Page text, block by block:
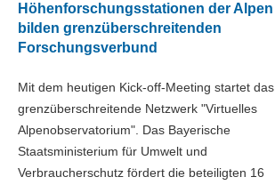
Höhenforschungsstationen der Alpen
bilden grenzüberschreitenden
Forschungsverbund
Mit dem heutigen Kick-off-Meeting startet das
grenzüberschreitende Netzwerk "Virtuelles
Alpenobservatorium". Das Bayerische
Staatsministerium für Umwelt und
Verbraucherschutz fördert die beteiligten 16